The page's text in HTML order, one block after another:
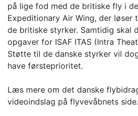
på lige fod med de britiske fly i
Expeditionary Air Wing, der
de britiske styrker. Samtidig skal
opgaver for ISAF ITAS (Intra
Støtte til de danske styrker vil
have førsteprioritet.
Læs mere om det danske
videoindslag på flyvevåbnets side.